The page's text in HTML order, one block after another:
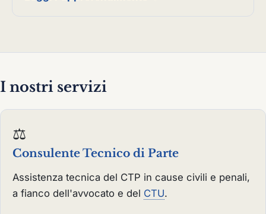
I nostri servizi
⚖️
Consulente Tecnico di Parte
Assistenza tecnica del CTP in cause civili e penali,
a fianco dell'avvocato e del CTU.